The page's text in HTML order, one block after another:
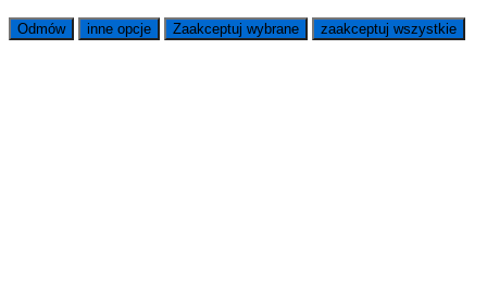
Odmów inne opcje Zaakceptuj wybrane zaakceptuj wszystkie